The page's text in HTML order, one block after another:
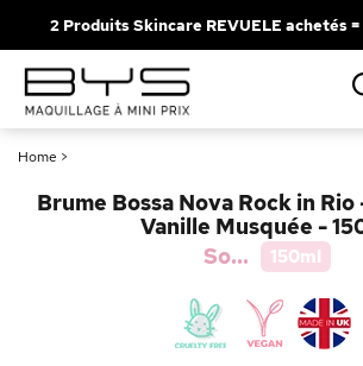
2 Produits Skincare REVUELE achetés =
Home >
Brume Bossa Nova Rock in Rio
Vanille Musquée -
So...
150ml
Recherches populaires
Solaire